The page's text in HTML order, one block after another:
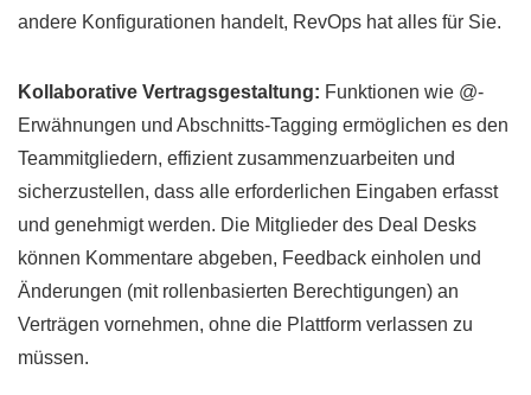
andere Konfigurationen handelt, RevOps hat alles für Sie.
Kollaborative Vertragsgestaltung: Funktionen wie @-
Erwähnungen und Abschnitts-Tagging ermöglichen es den
Teammitgliedern, effizient zusammenzuarbeiten und
sicherzustellen, dass alle erforderlichen Eingaben erfasst
und genehmigt werden. Die Mitglieder des Deal Desks
können Kommentare abgeben, Feedback einholen und
Änderungen (mit rollenbasierten Berechtigungen) an
Verträgen vornehmen, ohne die Plattform verlassen zu
müssen.